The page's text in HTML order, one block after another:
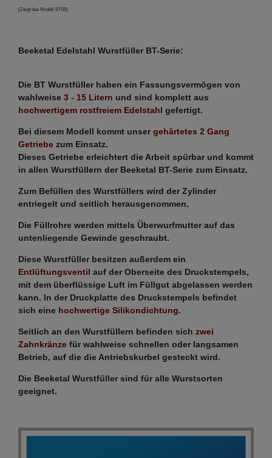
(Zeigt das Modell BT05)
Beeketal Edelstahl Wurstfüller BT-Serie:
Die BT Wurstfüller haben ein Fassungsvermögen von
wahlweise 3 - 15 Litern und sind komplett aus
hochwertigem rostfreiem Edelstahl gefertigt.
Bei diesem Modell kommt unser gehärtetes 2 Gang
Getriebe zum Einsatz.
Dieses Getriebe erleichtert die Arbeit spürbar und kommt
in allen Wurstfüllern der Beeketal BT-Serie zum Einsatz.
Zum Befüllen des Wurstfüllers wird der Zylinder
entriegelt und seitlich herausgenommen.
Die Füllrohre werden mittels Überwurfmutter auf das
untenliegende Gewinde geschraubt.
Diese Wurstfüller besitzen außerdem ein
Entlüftungsventil auf der Oberseite des Druckstempels,
mit dem überflüssige Luft im Füllgut abgelassen werden
kann. In der Druckplatte des Druckstempels befindet
sich eine hochwertige Silikondichtung.
Seitlich an den Wurstfüllern befinden sich zwei
Zahnkränze für wahlweise schnellen oder langsamen
Betrieb, auf die die Antriebskurbel gesteckt wird.
Die Beeketal Wurstfüller sind für alle Wurstsorten
geeignet.